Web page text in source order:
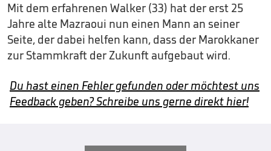
Mit dem erfahrenen Walker (33) hat der erst 25
Jahre alte Mazraoui nun einen Mann an seiner
Seite, der dabei helfen kann, dass der Marokkaner
zur Stammkraft der Zukunft aufgebaut wird.
Du hast einen Fehler gefunden oder möchtest uns
Feedback geben? Schreibe uns gerne direkt hier!